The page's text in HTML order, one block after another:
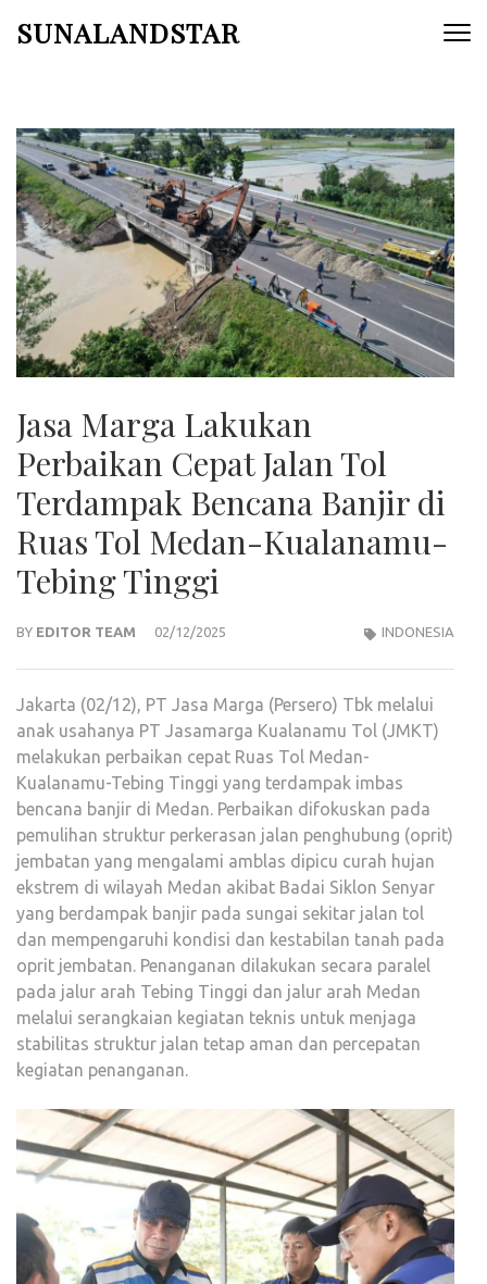
SUNALANDSTAR
Jasa Marga Lakukan
Perbaikan Cepat Jalan Tol
Terdampak Bencana Banjir di
Ruas Tol Medan-Kualanamu-
Tebing Tinggi
BY EDITOR TEAM 02/12/2025 INDONESIA
Jakarta (02/12), PT Jasa Marga (Persero) Tbk melalui
anak usahanya PT Jasamarga Kualanamu Tol (JMKT)
melakukan perbaikan cepat Ruas Tol Medan-
Kualanamu-Tebing Tinggi yang terdampak imbas
bencana banjir di Medan. Perbaikan difokuskan pada
pemulihan struktur perkerasan jalan penghubung (oprit)
jembatan yang mengalami amblas dipicu curah hujan
ekstrem di wilayah Medan akibat Badai Siklon Senyar
yang berdampak banjir pada sungai sekitar jalan tol
dan mempengaruhi kondisi dan kestabilan tanah pada
oprit jembatan. Penanganan dilakukan secara paralel
pada jalur arah Tebing Tinggi dan jalur arah Medan
melalui serangkaian kegiatan teknis untuk menjaga
stabilitas struktur jalan tetap aman dan percepatan
kegiatan penanganan.